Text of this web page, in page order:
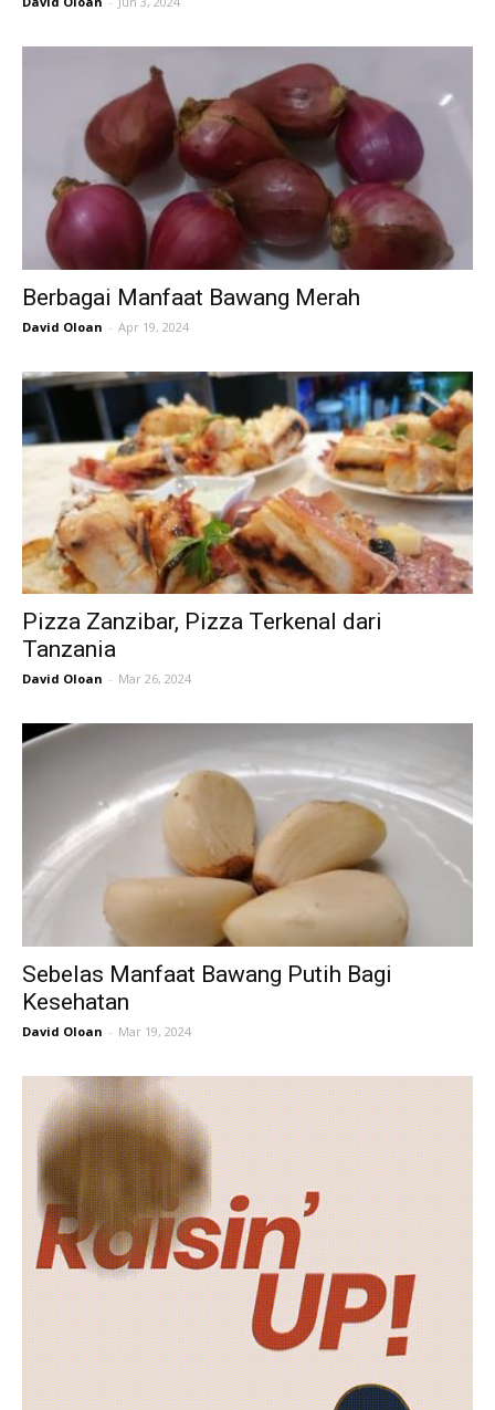
Berbagai Manfaat Bawang Merah
David Oloan - Apr 19, 2024
Pizza Zanzibar, Pizza Terkenal dari
Tanzania
David Oloan - Mar 26, 2024
Sebelas Manfaat Bawang Putih Bagi
Kesehatan
David Oloan - Mar 19, 2024